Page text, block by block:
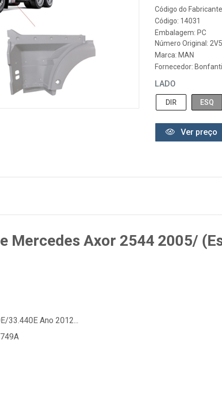
Código do
Código: 14031
Embalagem: PC
Número Original:
Marca: MAN
Fornecedor: Bonfanti
LADO
DIR ESQ
Ver preço
Mercedes Axor 2544 2005/
33.440E Ano 2012...